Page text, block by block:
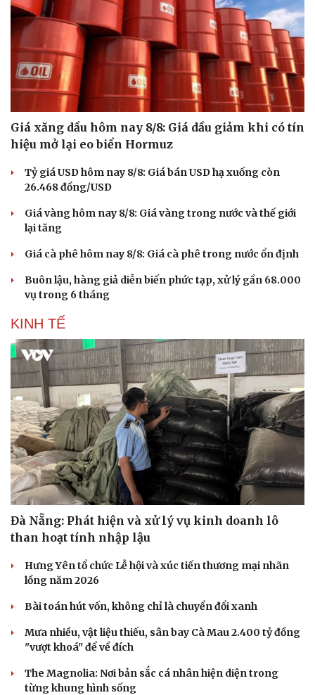
Tư vấn
Săn Tour
check-in
Câu chuyện thời sự
Đọc truyện đêm khuya
Cửa sổ tình yêu
Giá xăng dầu hôm nay 8/8: Giá dầu giảm khi có tín
hiệu mở lại eo biển Hormuz
Tỷ giá USD hôm nay 8/8: Giá bán USD hạ xuống còn
26.468 đồng/USD
Giá vàng hôm nay 8/8: Giá vàng trong nước và thế giới
lại tăng
Giá cà phê hôm nay 8/8: Giá cà phê trong nước ổn định
Buôn lậu, hàng giả diễn biến phức tạp, xử lý gần 68.000
vụ trong 6 tháng
KINH TẾ
Đà Nẵng: Phát hiện và xử lý vụ kinh doanh lô
than hoạt tính nhập lậu
Hưng Yên tổ chức Lễ hội và xúc tiến thương mại nhãn
lồng năm 2026
Bài toán hút vốn, không chỉ là chuyển đổi xanh
Mưa nhiều, vật liệu thiếu, sân bay Cà Mau 2.400 tỷ đồng
"vượt khoá" để về đích
The Magnolia: Nơi bản sắc cá nhân hiện diện trong
từng khung hình sống